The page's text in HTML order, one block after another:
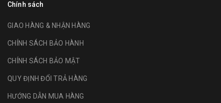
Chính sách
GIAO HÀNG & NHẬN HÀNG
CHÍNH SÁCH BẢO HÀNH
CHÍNH SÁCH BẢO MẬT
QUY ĐỊNH ĐỔI TRẢ HÀNG
HƯỚNG DẪN MUA HÀNG